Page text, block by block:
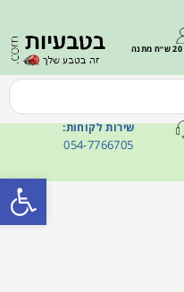
שירות לקוחות:
054-7766705
פתח